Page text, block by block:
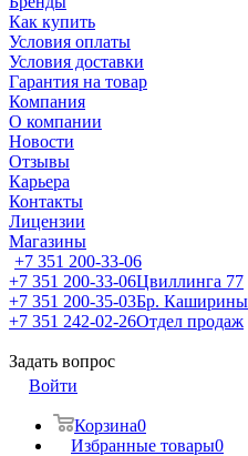
Как купить
Условия оплаты
Условия доставки
Гарантия на товар
Компания
О компании
Новости
Отзывы
Карьера
Контакты
Лицензии
Магазины
+7 351 200-33-06
+7 351 200-33-06Цвиллинга 77
+7 351 200-35-03Бр.
+7 351 242-02-26Отдел продаж
Задать вопрос
Войти
Корзина0
Избранные товары0